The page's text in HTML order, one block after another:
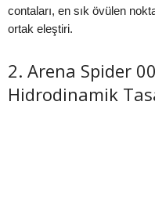
contaları, en sık övülen
ortak eleştiri.
2. Arena Spider
Hidrodinamik